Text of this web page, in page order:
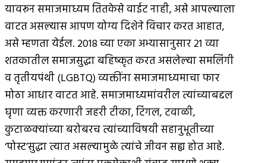
यावरून समाजमाध्यम तितकेसे वाईट नाही, असे आपल्याला
वाटत असल्यास आपण योग्य दिशेने विचार करत आहात,
असे म्हणता येईल. 2018 च्या एका अभ्यासानुसार 21 व्या
शतकातील समाजसुद्धा बहिष्कृत करत असलेल्या समलिंगी
व तृतीयपंथी (LGBTQ) व्यक्तींना समाजमाध्यमाचा फार
मोठा आधार वाटत आहे. समाजमाध्यमांवरील त्यांच्याबद्दल
घृणा व्यक्त करणारी जहरी टीका, टिंगल, टवाळी,
कुटाळक्यांच्या बरोबरच त्यांच्याविषयी सहानुभूतीच्या
‘पोस्ट’सुद्धा त्यात असल्यामुळे त्यांचे जीवन सह्य होत आहे.